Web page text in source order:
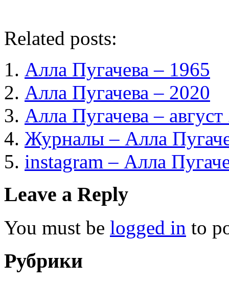
Related posts:
Алла Пугачева – 1965
Алла Пугачева – 2020
Алла Пугачева –
Журналы – Алла
instagram – Алла
Leave a Reply
You must be logged in to
Рубрики